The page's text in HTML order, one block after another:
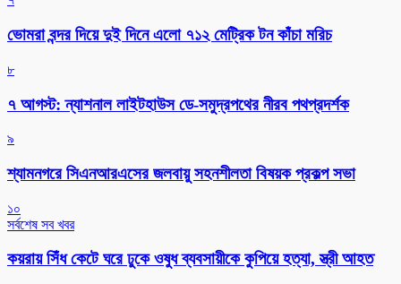
ভোমরা বন্দর দিয়ে দুই দিনে এলো ৭১২ মেট্রিক টন কাঁচা মরিচ
৮
৭ আগস্ট: ন্যাশনাল লাইটহাউস ডে-সমুদ্রপথের নীরব পথপ্রদর্শক
৯
শ্যামনগরে সিএনআরএসের জলবায়ু সহনশীলতা বিষয়ক প্রকল্প সভা
১০
সর্বশেষ সব খবর
কয়রায় সিঁধ কেটে ঘরে ঢুকে ওষুধ ব্যবসায়ীকে কুপিয়ে হত্যা, স্ত্রী আহত